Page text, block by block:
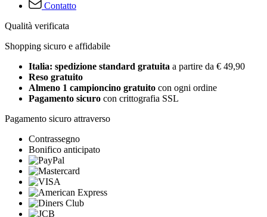
Contatto
Qualità verificata
Shopping sicuro e affidabile
Italia: spedizione standard gratuita a partire da € 49,90
Reso gratuito
Almeno 1 campioncino gratuito con ogni ordine
Pagamento sicuro con crittografia SSL
Pagamento sicuro attraverso
Contrassegno
Bonifico anticipato